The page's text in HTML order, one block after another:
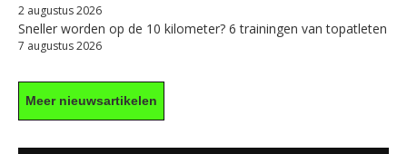
2 augustus 2026
Sneller worden op de 10 kilometer? 6 trainingen van topatleten
7 augustus 2026
Meer nieuwsartikelen